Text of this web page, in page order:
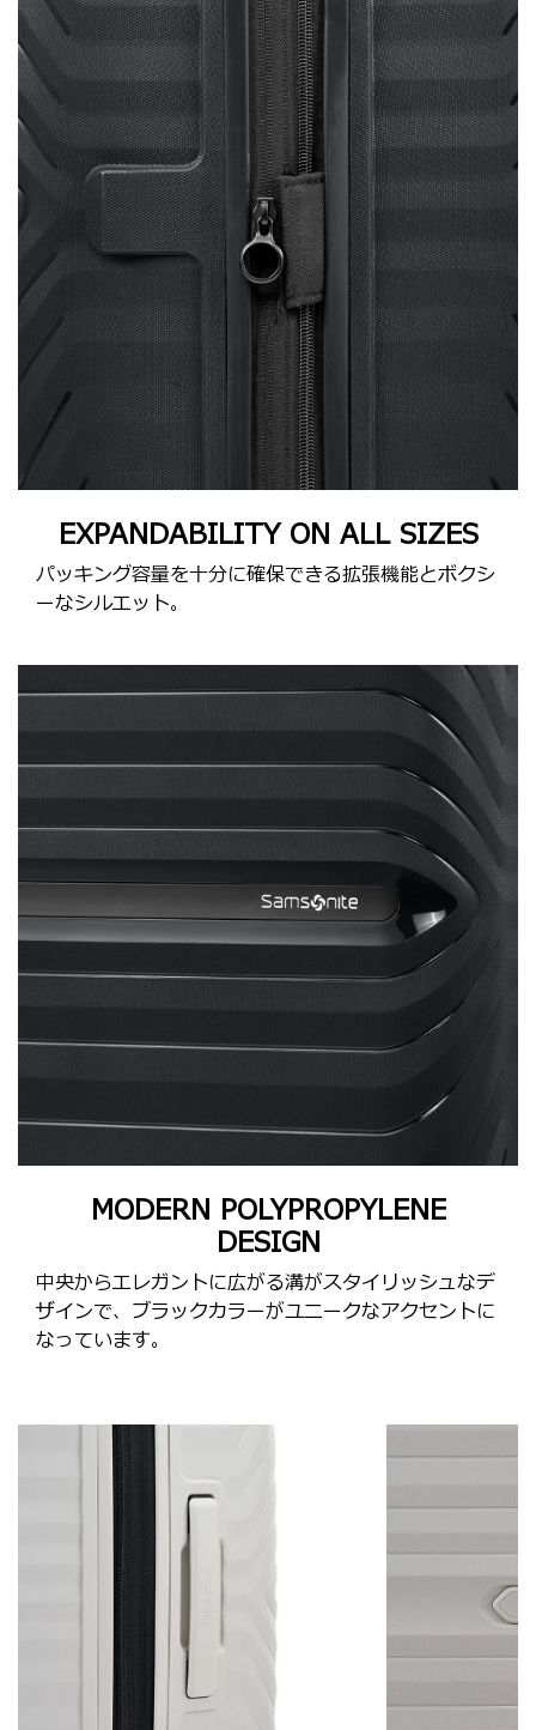
EXPANDABILITY ON ALL SIZES
パッキング容量を十分に確保できる拡張機能とボクシ
ーなシルエット。
MODERN POLYPROPYLENE
DESIGN
中央からエレガントに広がる溝がスタイリッシュなデ
ザインで、ブラックカラーがユニークなアクセントに
なっています。